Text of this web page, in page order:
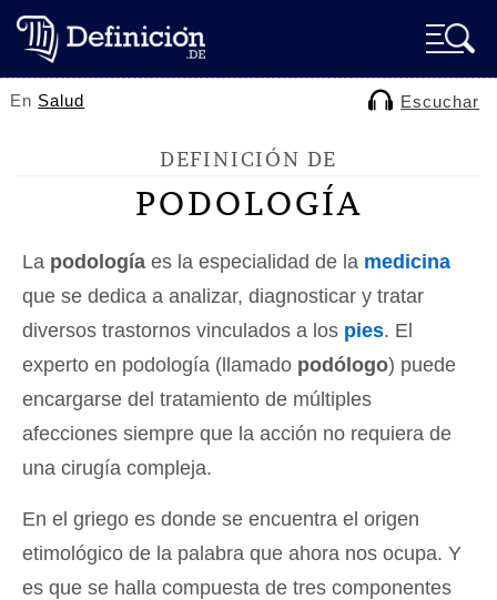
En Salud Escuchar
DEFINICIÓN DE
PODOLOGÍA
La podología es la especialidad de la medicina
que se dedica a analizar, diagnosticar y tratar
diversos trastornos vinculados a los pies. El
experto en podología (llamado podólogo) puede
encargarse del tratamiento de múltiples
afecciones siempre que la acción no requiera de
una cirugía compleja.
En el griego es donde se encuentra el origen
etimológico de la palabra que ahora nos ocupa. Y
es que se halla compuesta de tres componentes